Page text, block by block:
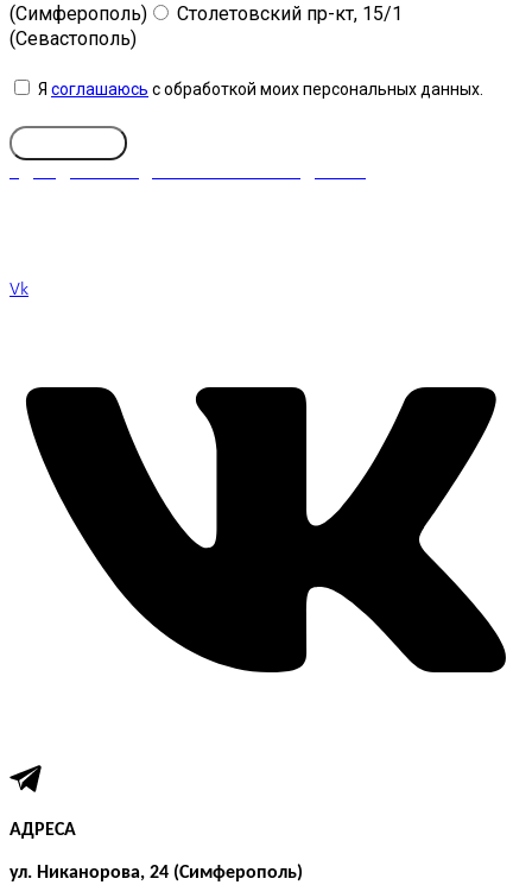
(Симферополь)
Столетовский пр-кт, 15/1
(Севастополь)
Я соглашаюсь с обработкой моих персональных данных.
Vk
АДРЕСА
ул. Никанорова, 24 (Симферополь)